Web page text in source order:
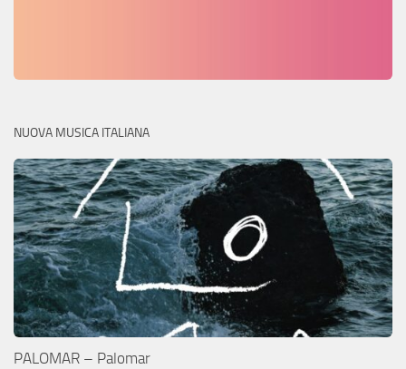
NUOVA MUSICA ITALIANA
PALOMAR – Palomar